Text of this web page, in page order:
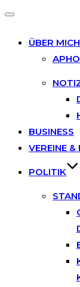
Toggle
ÜBER
BUSINESS
VEREINE &
POLITIK